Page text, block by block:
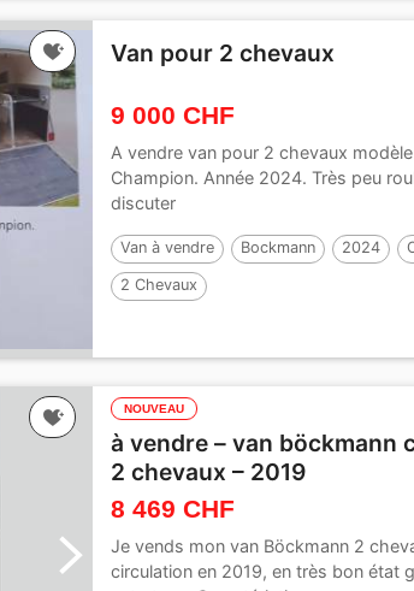
Van pour 2 chevaux
9 000 CHF
A vendre van pour 2 chevaux
Champion. Année 2024. Très peu
discuter
Van à vendre Bockmann 2024
2 Chevaux
NOUVEAU
à vendre – van böckmann
2 chevaux – 2019
8 469 CHF
Je vends mon van Böckmann 2
circulation en 2019, en très bon état